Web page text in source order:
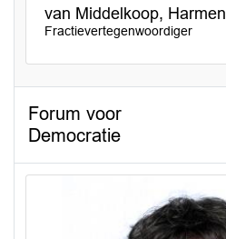
van Middelkoop, Harmen
Fractievertegenwoordiger
Forum voor
Democratie